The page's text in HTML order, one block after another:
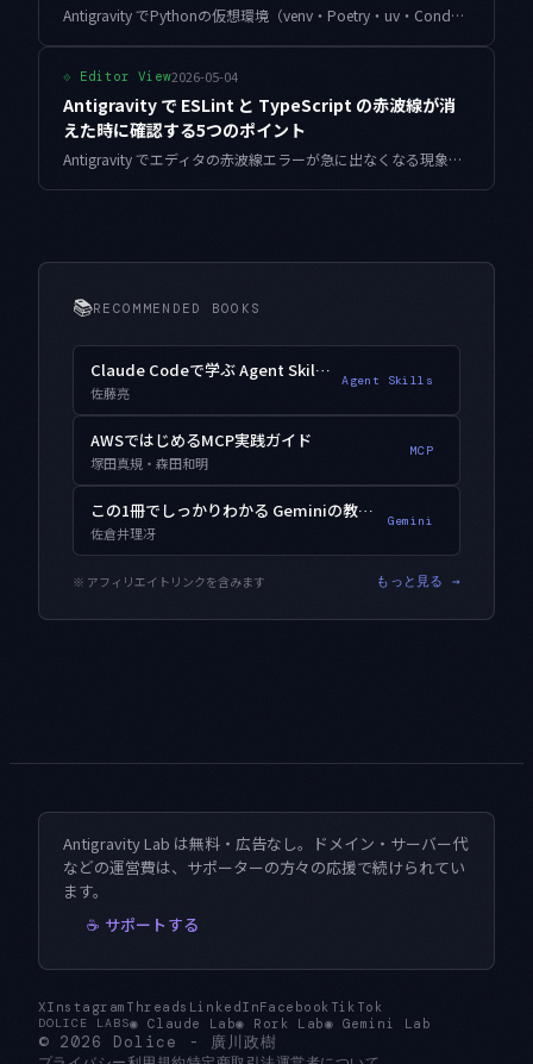
Antigravity でPythonの仮想環境（venv・Poetry・uv・Conda）が認識されない問題の原因と解決策を解説します。インタープリター設定のよくあるミスと確実な修正方法を紹介します。
⟐ Editor View2026-05-04
Antigravity で ESLint と TypeScript の赤波線が消
えた時に確認する5つのポイント
Antigravity でエディタの赤波線エラーが急に出なくなる現象の原因を、症状別に5つの視点で診断する手順をまとめました。TypeScript Server再起動から AI が触った tsconfig の復元まで実用本位で解説します。
📚RECOMMENDED BOOKS
Claude Codeで学ぶ Agent Skills入門
佐藤亮
Agent Skills
AWSではじめるMCP実践ガイド
塚田真規・森田和明
MCP
この1冊でしっかりわかる Geminiの教科書
佐倉井理冴
Gemini
※ アフィリエイトリンクを含みます もっと見る →
Antigravity Lab は無料・広告なし。ドメイン・サーバー代
などの運営費は、サポーターの方々の応援で続けられてい
ます。
☕ サポートする
© 2026 Dolice - 廣川政樹
XInstagram Threads LinkedInFacebook TikTok
DOLICE LABS◉ Claude Lab◉ Rork Lab◉ Gemini Lab